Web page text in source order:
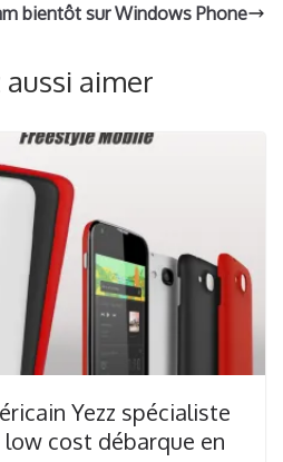
bientôt sur Windows Phone
aimer
Yezz spécialiste
cost débarque en